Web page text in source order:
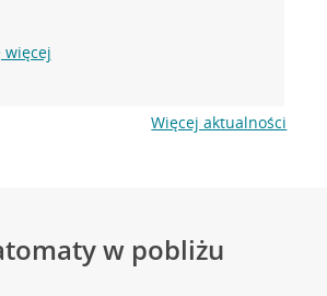
więcej
Więcej aktualności
w pobliżu